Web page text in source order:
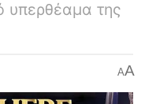
υπερθέαμα της
AA